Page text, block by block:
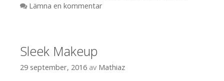
Lämna en kommentar
Sleek Makeup
29 september, 2016 av Mathiaz